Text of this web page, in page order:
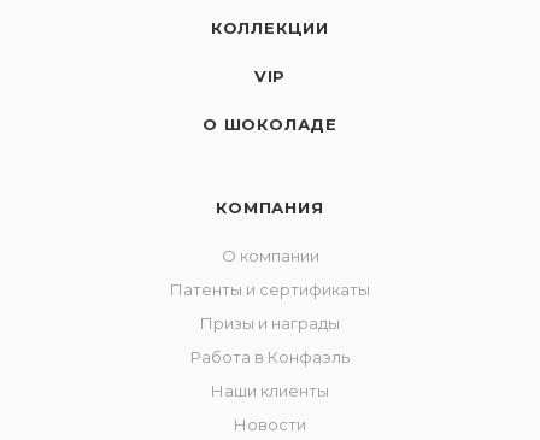
КОЛЛЕКЦИИ
VIP
О ШОКОЛАДЕ
КОМПАНИЯ
О компании
Патенты и сертификаты
Призы и награды
Работа в Конфаэль
Наши клиенты
Новости